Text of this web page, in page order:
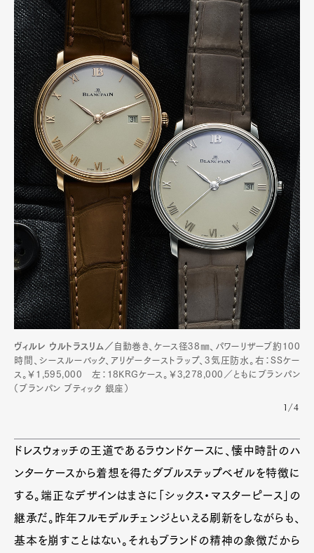
Art&DesignWatch Fashion
ヴィルレ ウルトラスリム／ 自動巻き、ケース径38㎜、パワーリザーブ約100
時間、シースルーバック、アリゲーターストラップ、3気圧防水。右：SSケー
ス。￥1,595,000 左：18KRGケース。￥3,278,000／ともにブランパン
（ブランパン ブティック 銀座）
1/4
ドレスウォッチの王道であるラウンドケースに、懐中時計のハ
ンターケースから着想を得たダブルステップベゼルを特徴に
する。端正なデザインはまさに「シックス・マスターピース」の
継承だ。昨年フルモデルチェンジといえる刷新をしながらも、
基本を崩すことはない。それもブランドの精神の象徴だから